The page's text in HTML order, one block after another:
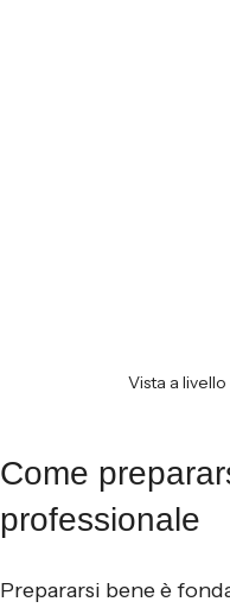
Vista a
Come
professionale
Prepararsi bene è